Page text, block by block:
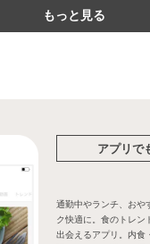
もっと見る
アプリで
通勤中やランチ、おや
ク快適に。食のトレン
出会えるアプリ。内食